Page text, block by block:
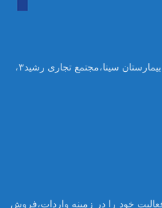
تهران ،خیابان امام خمینی،روبروی بیمارستان سینا،مجتمع تجاری رشید۳،
صبا صنعت از سال ۱۳۸۰ فعالیت خود را در زمینه واردات،فروش